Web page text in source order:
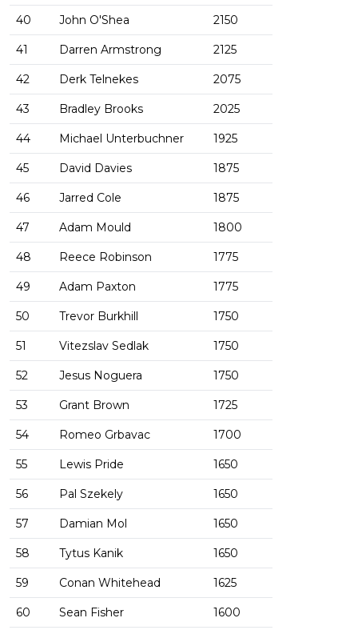
40 John O'Shea 2150
41 Darren Armstrong 2125
42 Derk Telnekes 2075
43 Bradley Brooks 2025
44 Michael Unterbuchner 1925
45 David Davies 1875
46 Jarred Cole 1875
47 Adam Mould 1800
48 Reece Robinson 1775
49 Adam Paxton 1775
50 Trevor Burkhill 1750
51 Vitezslav Sedlak 1750
52 Jesus Noguera 1750
53 Grant Brown 1725
54 Romeo Grbavac 1700
55 Lewis Pride 1650
56 Pal Szekely 1650
57 Damian Mol 1650
58 Tytus Kanik 1650
59 Conan Whitehead 1625
60 Sean Fisher 1600